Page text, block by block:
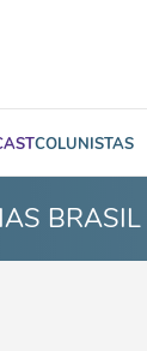
COLUNISTAS
BRASIL